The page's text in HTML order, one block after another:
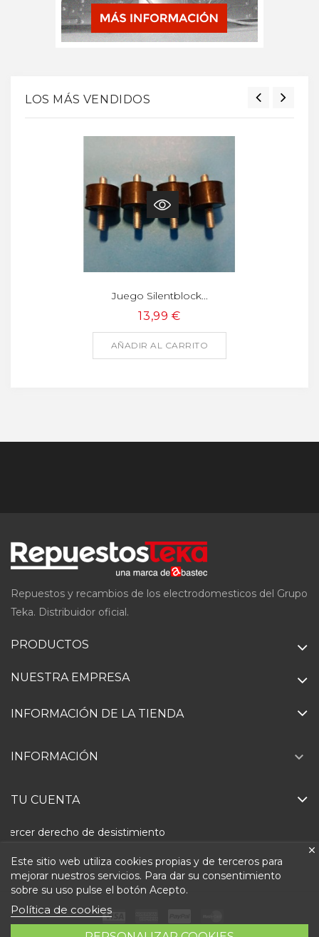
LOS MÁS VENDIDOS
Juego Silentblock...
13,99 €
AÑADIR AL CARRITO
Repuestos y recambios de los electrodomesticos del Grupo
Teka. Distribuidor oficial.
PRODUCTOS
NUESTRA EMPRESA
INFORMACIÓN DE LA TIENDA
Este sitio web utiliza cookies propias y de terceros para
mejorar nuestros servicios. Para dar su consentimiento
sobre su uso pulse el botón Acepto.
Política de cookies
INFORMACIÓN 
TU CUENTA
Ejercer derecho de desistimiento